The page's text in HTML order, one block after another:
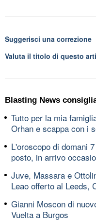
Suggerisci una correzione
Valuta il titolo di questo
Blasting News
Tutto per la mia
Orhan e scappa con i
L'oroscopo di domani
posto, in arrivo
Juve, Massara e
Leao offerto al Leeds,
Gianni Moscon di
Vuelta a Burgos